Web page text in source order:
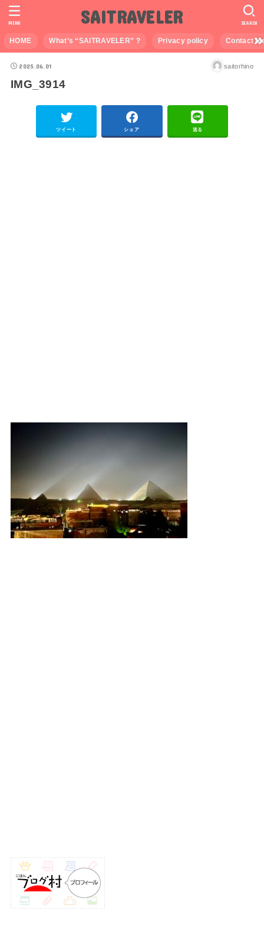
SAITRAVELER
HOME What’s “SAITRAVELER” ? Privacy policy Contact
SEARCH
MENU
2025.06.01 saitorhino
IMG_3914
ツイート シェア 送る